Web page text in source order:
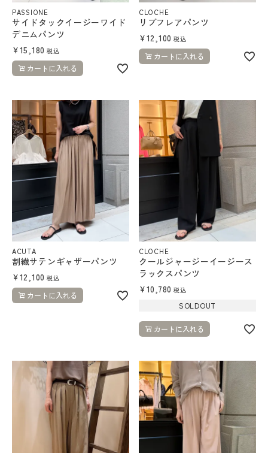
PASSIONE
サイドタックイージーワイド
デニムパンツ
¥15,180 税込
カートに入れる
CLOCHE
リブフレアパンツ
¥12,100 税込
カートに入れる
ACUTA
割繊サテンギャザーパンツ
¥12,100 税込
カートに入れる
CLOCHE
クールジャージーイージース
ラックスパンツ
¥10,780 税込
SOLDOUT
カートに入れる